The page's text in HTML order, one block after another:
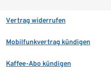
Vertrag widerrufen
Mobilfunkvertrag kündigen
Kaffee-Abo kündigen